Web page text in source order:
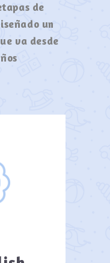
de
un
va desde